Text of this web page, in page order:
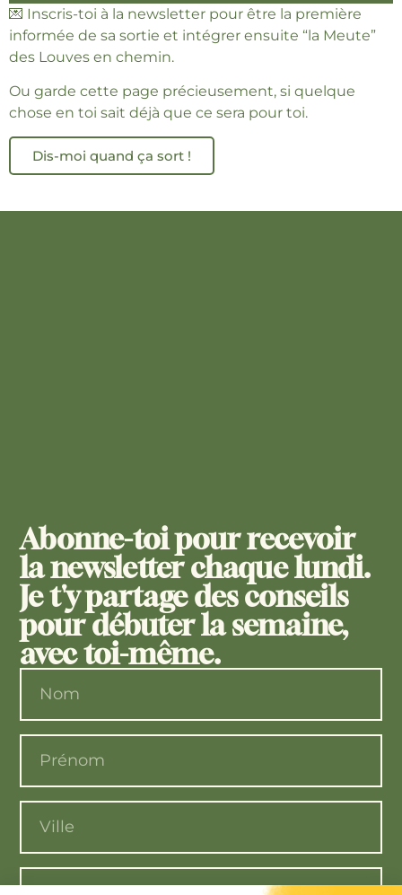
💌 Inscris-toi à la newsletter pour être la première
informée de sa sortie et intégrer ensuite “la Meute”
des Louves en chemin.
Ou garde cette page précieusement, si quelque
chose en toi sait déjà que ce sera pour toi.
Dis-moi quand ça sort !
Abonne-toi pour recevoir
la newsletter chaque lundi.
Je t'y partage des conseils
pour débuter la semaine,
avec toi-même.